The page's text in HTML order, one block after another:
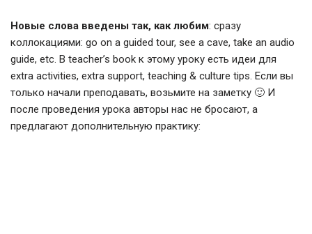
Новые слова введены так, как любим: сразу
коллокациями: go on a guided tour, see a cave, take an audio
guide, etc. В teacher’s book к этому уроку есть идеи для
extra activities, extra support, teaching & culture tips. Если вы
только начали преподавать, возьмите на заметку 🙂 И
после проведения урока авторы нас не бросают, а
предлагают дополнительную практику: